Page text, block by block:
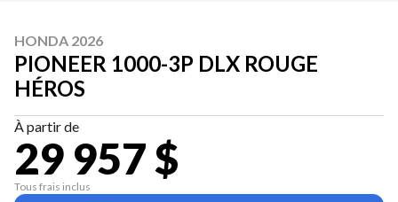
HONDA 2026
PIONEER 1000-3P DLX ROUGE
HÉROS
À partir de
29 957 $
Tous frais inclus